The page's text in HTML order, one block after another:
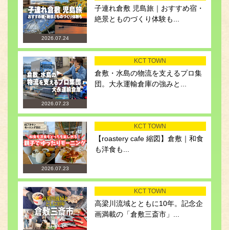
2026.07.24
子連れ倉敷 児島旅｜おすすめ宿・
絶景とものづくり体験も...
2026.07.23
KCT TOWN
倉敷・水島の物流を支えるプロ集
団。大永運輸倉庫の強みと...
2026.07.23
KCT TOWN
【roastery cafe 縮図】倉敷｜和食
も洋食も...
KCT TOWN
高梁川流域とともに10年。記念企
画満載の「倉敷三斎市」...